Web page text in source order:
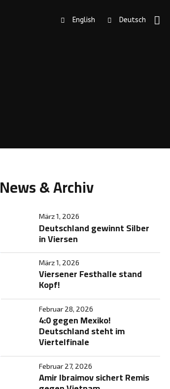
English Deutsch
News & Archiv
März 1, 2026
Deutschland gewinnt Silber
in Viersen
März 1, 2026
Viersener Festhalle stand
Kopf!
Februar 28, 2026
4:0 gegen Mexiko!
Deutschland steht im
Viertelfinale
Februar 27, 2026
Amir Ibraimov sichert Remis